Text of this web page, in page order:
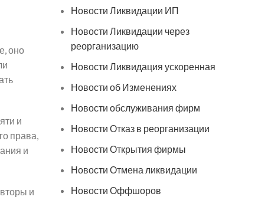
оно
и
права,
и
и
Новости Ликвидации ИП
Новости Ликвидации через
реорганизацию
Новости Ликвидация ускоренная
Новости об Изменениях
Новости обслуживания фирм
Новости Отказ в реорганизации
Новости Открытия фирмы
Новости Отмена ликвидации
Новости Оффшоров